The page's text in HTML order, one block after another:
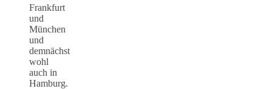
Frankfurt
und
München
und
demnächst
wohl
auch in
Hamburg.